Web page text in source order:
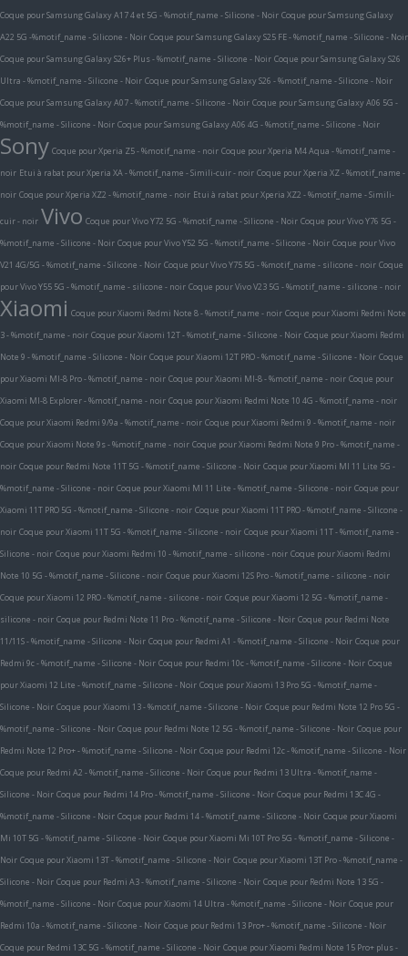
Coque pour Samsung Galaxy A17 4 et 5G - %motif_name - Silicone - Noir Coque pour Samsung Galaxy
A22 5G -%motif_name - Silicone - Noir Coque pour Samsung Galaxy S25 FE - %motif_name - Silicone - Noir
Coque pour Samsung Galaxy S26+ Plus - %motif_name - Silicone - Noir Coque pour Samsung Galaxy S26
Ultra - %motif_name - Silicone - Noir Coque pour Samsung Galaxy S26 - %motif_name - Silicone - Noir
Coque pour Samsung Galaxy A07 - %motif_name - Silicone - Noir Coque pour Samsung Galaxy A06 5G -
%motif_name - Silicone - Noir Coque pour Samsung Galaxy A06 4G - %motif_name - Silicone - Noir
Sony Coque pour Xperia Z5 - %motif_name - noir Coque pour Xperia M4 Aqua - %motif_name -
noir Etui à rabat pour Xperia XA - %motif_name - Simili-cuir - noir Coque pour Xperia XZ - %motif_name -
noir Coque pour Xperia XZ2 - %motif_name - noir Etui à rabat pour Xperia XZ2 - %motif_name - Simili-
cuir - noir Vivo Coque pour Vivo Y72 5G - %motif_name - Silicone - Noir Coque pour Vivo Y76 5G -
%motif_name - Silicone - Noir Coque pour Vivo Y52 5G - %motif_name - Silicone - Noir Coque pour Vivo
V21 4G/5G - %motif_name - Silicone - Noir Coque pour Vivo Y75 5G - %motif_name - silicone - noir Coque
pour Vivo Y55 5G - %motif_name - silicone - noir Coque pour Vivo V23 5G - %motif_name - silicone - noir
Xiaomi Coque pour Xiaomi Redmi Note 8 - %motif_name - noir Coque pour Xiaomi Redmi Note
3 - %motif_name - noir Coque pour Xiaomi 12T - %motif_name - Silicone - Noir Coque pour Xiaomi Redmi
Note 9 - %motif_name - Silicone - Noir Coque pour Xiaomi 12T PRO - %motif_name - Silicone - Noir Coque
pour Xiaomi MI-8 Pro - %motif_name - noir Coque pour Xiaomi MI-8 - %motif_name - noir Coque pour
Xiaomi MI-8 Explorer - %motif_name - noir Coque pour Xiaomi Redmi Note 10 4G - %motif_name - noir
Coque pour Xiaomi Redmi 9/9a - %motif_name - noir Coque pour Xiaomi Redmi 9 - %motif_name - noir
Coque pour Xiaomi Note 9s - %motif_name - noir Coque pour Xiaomi Redmi Note 9 Pro - %motif_name -
noir Coque pour Redmi Note 11T 5G - %motif_name - Silicone - Noir Coque pour Xiaomi MI 11 Lite 5G -
%motif_name - Silicone - noir Coque pour Xiaomi MI 11 Lite - %motif_name - Silicone - noir Coque pour
Xiaomi 11T PRO 5G - %motif_name - Silicone - noir Coque pour Xiaomi 11T PRO - %motif_name - Silicone -
noir Coque pour Xiaomi 11T 5G - %motif_name - Silicone - noir Coque pour Xiaomi 11T - %motif_name -
Silicone - noir Coque pour Xiaomi Redmi 10 - %motif_name - silicone - noir Coque pour Xiaomi Redmi
Note 10 5G - %motif_name - Silicone - noir Coque pour Xiaomi 12S Pro - %motif_name - silicone - noir
Coque pour Xiaomi 12 PRO - %motif_name - silicone - noir Coque pour Xiaomi 12 5G - %motif_name -
silicone - noir Coque pour Redmi Note 11 Pro - %motif_name - Silicone - Noir Coque pour Redmi Note
11/11S - %motif_name - Silicone - Noir Coque pour Redmi A1 - %motif_name - Silicone - Noir Coque pour
Redmi 9c - %motif_name - Silicone - Noir Coque pour Redmi 10c - %motif_name - Silicone - Noir Coque
pour Xiaomi 12 Lite - %motif_name - Silicone - Noir Coque pour Xiaomi 13 Pro 5G - %motif_name -
Silicone - Noir Coque pour Xiaomi 13 - %motif_name - Silicone - Noir Coque pour Redmi Note 12 Pro 5G -
%motif_name - Silicone - Noir Coque pour Redmi Note 12 5G - %motif_name - Silicone - Noir Coque pour
Redmi Note 12 Pro+ - %motif_name - Silicone - Noir Coque pour Redmi 12c - %motif_name - Silicone - Noir
Coque pour Redmi A2 - %motif_name - Silicone - Noir Coque pour Redmi 13 Ultra - %motif_name -
Silicone - Noir Coque pour Redmi 14 Pro - %motif_name - Silicone - Noir Coque pour Redmi 13C 4G -
%motif_name - Silicone - Noir Coque pour Redmi 14 - %motif_name - Silicone - Noir Coque pour Xiaomi
Mi 10T 5G - %motif_name - Silicone - Noir Coque pour Xiaomi Mi 10T Pro 5G - %motif_name - Silicone -
Noir Coque pour Xiaomi 13T - %motif_name - Silicone - Noir Coque pour Xiaomi 13T Pro - %motif_name -
Silicone - Noir Coque pour Redmi A3 - %motif_name - Silicone - Noir Coque pour Redmi Note 13 5G -
%motif_name - Silicone - Noir Coque pour Xiaomi 14 Ultra - %motif_name - Silicone - Noir Coque pour
Redmi 10a - %motif_name - Silicone - Noir Coque pour Redmi 13 Pro+ - %motif_name - Silicone - Noir
Coque pour Redmi 13C 5G - %motif_name - Silicone - Noir Coque pour Xiaomi Redmi Note 15 Pro+ plus -